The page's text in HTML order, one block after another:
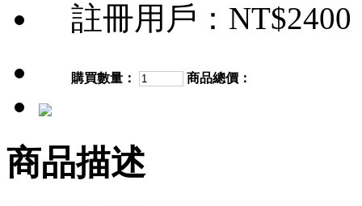
註冊用戶： NT$2400
購買數量： 商品總價：
商品描述